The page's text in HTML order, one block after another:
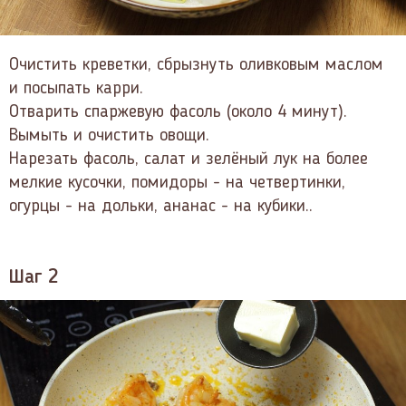
Очистить креветки, сбрызнуть оливковым маслом
и посыпать карри.
Отварить спаржевую фасоль (около 4 минут).
Вымыть и очистить овощи.
Нарезать фасоль, салат и зелёный лук на более
мелкие кусочки, помидоры - на четвертинки,
огурцы - на дольки, ананас - на кубики..
Шаг 2